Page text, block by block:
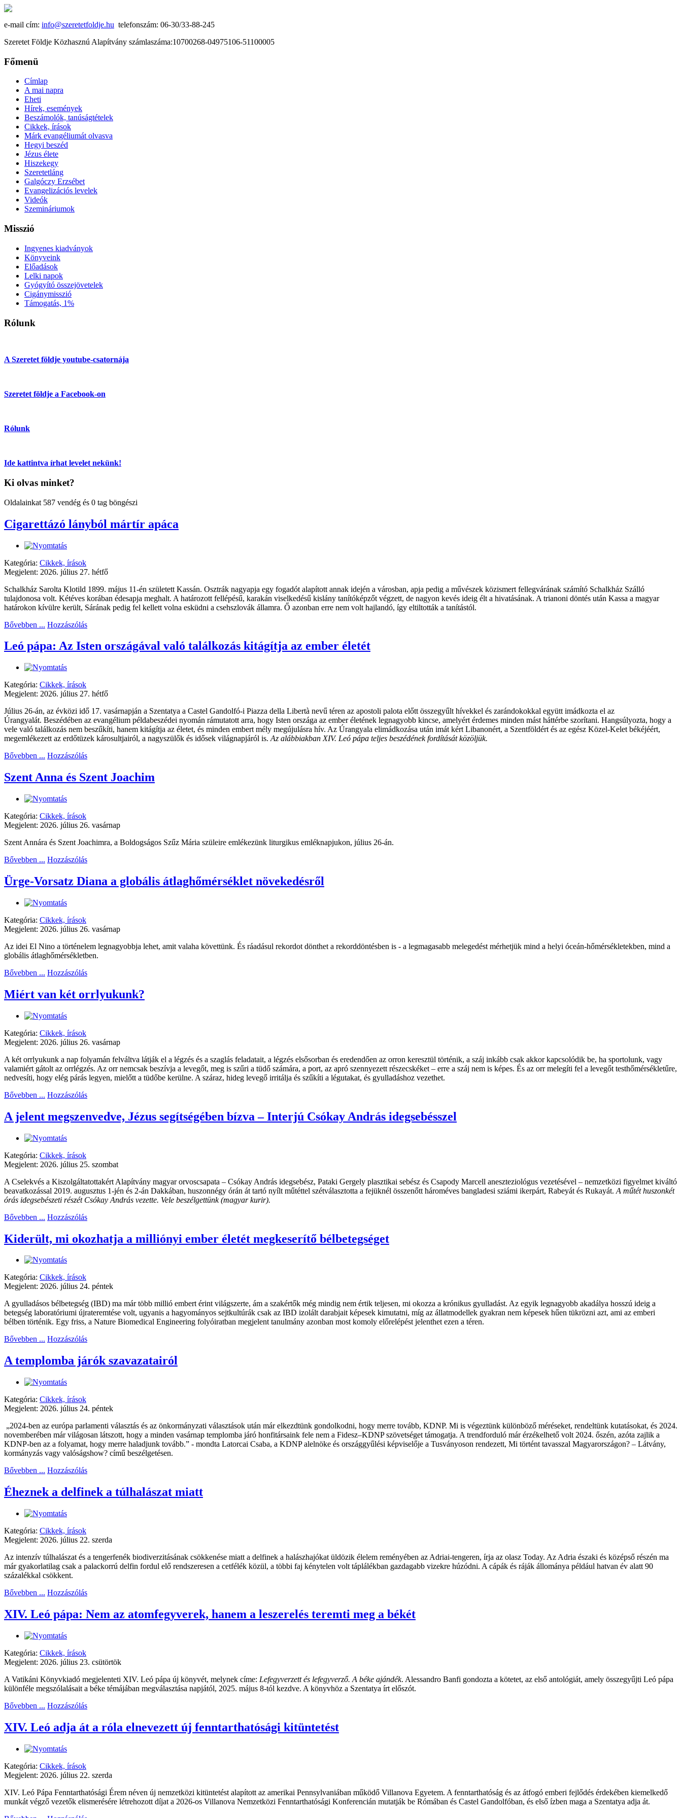
e-mail cím: info@szeretetfoldje.hu telefonszám: 06-30/33-88-245
Szeretet Földje Közhasznú Alapítvány számlaszáma:10700268-04975106-51100005
Főmenü
Címlap
A mai napra
Eheti
Hírek, események
Beszámolók, tanúságtételek
Cikkek, írások
Márk evangéliumát olvasva
Hegyi beszéd
Jézus élete
Hiszekegy
Szeretetláng
Galgóczy Erzsébet
Evangelizációs levelek
Videók
Szemináriumok
Misszió
Ingyenes kiadványok
Könyveink
Előadások
Lelki napok
Gyógyító összejövetelek
Cigánymisszió
Támogatás, 1%
Rólunk
A Szeretet földje youtube-csatornája
Szeretet földje a Facebook-on
Rólunk
Ide kattintva írhat levelet nekünk!
Ki olvas minket?
Oldalainkat 587 vendég és 0 tag böngészi
Cigarettázó lányból mártír apáca
Kategória: Cikkek, írások
Megjelent: 2026. július 27. hétfő
Schalkház Sarolta Klotild 1899. május 11-én született Kassán. Osztrák nagyapja egy fogadót alapított annak idején a városban, apja pedig a művészek közismert fellegvárának számító Schalkház Szálló
tulajdonosa volt. Kétéves korában édesapja meghalt. A határozott fellépésű, karakán viselkedésű kislány tanítóképzőt végzett, de nagyon kevés ideig élt a hivatásának. A trianoni döntés után Kassa a magyar
határokon kívülre került, Sárának pedig fel kellett volna esküdni a csehszlovák államra. Ő azonban erre nem volt hajlandó, így eltiltották a tanítástól.
Bővebben ... Hozzászólás
Leó pápa: Az Isten országával való találkozás kitágítja az ember életét
Kategória: Cikkek, írások
Megjelent: 2026. július 27. hétfő
Július 26-án, az évközi idő 17. vasárnapján a Szentatya a Castel Gandolfó-i Piazza della Libertà nevű téren az apostoli palota előtt összegyűlt hívekkel és zarándokokkal együtt imádkozta el az
Úrangyalát. Beszédében az evangélium példabeszédei nyomán rámutatott arra, hogy Isten országa az ember életének legnagyobb kincse, amelyért érdemes minden mást háttérbe szorítani. Hangsúlyozta, hogy a
vele való találkozás nem beszűkíti, hanem kitágítja az életet, és minden embert mély megújulásra hív. Az Úrangyala elimádkozása után imát kért Libanonért, a Szentföldért és az egész Közel-Kelet békéjéért,
megemlékezett az erdőtüzek károsultjairól, a nagyszülők és idősek világnapjáról is. Az alábbiakban XIV. Leó pápa teljes beszédének fordítását közöljük.
Bővebben ... Hozzászólás
Szent Anna és Szent Joachim
Kategória: Cikkek, írások
Megjelent: 2026. július 26. vasárnap
Szent Annára és Szent Joachimra, a Boldogságos Szűz Mária szüleire emlékezünk liturgikus emléknapjukon, július 26-án.
Bővebben ... Hozzászólás
Ürge-Vorsatz Diana a globális átlaghőmérséklet növekedésről
Kategória: Cikkek, írások
Megjelent: 2026. július 26. vasárnap
Az idei El Nino a történelem legnagyobbja lehet, amit valaha követtünk. És ráadásul rekordot dönthet a rekorddöntésben is - a legmagasabb melegedést mérhetjük mind a helyi óceán-hőmérsékletekben, mind a
globális átlaghőmérsékletben.
Bővebben ... Hozzászólás
Miért van két orrlyukunk?
Kategória: Cikkek, írások
Megjelent: 2026. július 26. vasárnap
A két orrlyukunk a nap folyamán felváltva látják el a légzés és a szaglás feladatait, a légzés elsősorban és eredendően az orron keresztül történik, a száj inkább csak akkor kapcsolódik be, ha sportolunk, vagy
valamiért gátolt az orrlégzés. Az orr nemcsak beszívja a levegőt, meg is szűri a tüdő számára, a port, az apró szennyezett részecskéket – erre a száj nem is képes. És az orr melegíti fel a levegőt testhőmérsékletűre,
nedvesíti, hogy elég párás legyen, mielőtt a tüdőbe kerülne. A száraz, hideg levegő irritálja és szűkíti a légutakat, és gyulladáshoz vezethet.
Bővebben ... Hozzászólás
A jelent megszenvedve, Jézus segítségében bízva – Interjú Csókay András idegsebésszel
Kategória: Cikkek, írások
Megjelent: 2026. július 25. szombat
A Cselekvés a Kiszolgáltatottakért Alapítvány magyar orvoscsapata – Csókay András idegsebész, Pataki Gergely plasztikai sebész és Csapody Marcell aneszteziológus vezetésével – nemzetközi figyelmet kiváltó
beavatkozással 2019. augusztus 1-jén és 2-án Dakkában, huszonnégy órán át tartó nyílt műtéttel szétválasztotta a fejüknél összenőtt hároméves bangladesi sziámi ikerpárt, Rabeyát és Rukayát. A műtét huszonkét
órás idegsebészeti részét Csókay András vezette. Vele beszélgettünk (magyar kurir).
Bővebben ... Hozzászólás
Kiderült, mi okozhatja a milliónyi ember életét megkeserítő bélbetegséget
Kategória: Cikkek, írások
Megjelent: 2026. július 24. péntek
A gyulladásos bélbetegség (IBD) ma már több millió embert érint világszerte, ám a szakértők még mindig nem értik teljesen, mi okozza a krónikus gyulladást. Az egyik legnagyobb akadálya hosszú ideig a
betegség laboratóriumi újrateremtése volt, ugyanis a hagyományos sejtkultúrák csak az IBD izolált darabjait képesek kimutatni, míg az állatmodellek gyakran nem képesek hűen tükrözni azt, ami az emberi
bélben történik. Egy friss, a Nature Biomedical Engineering folyóiratban megjelent tanulmány azonban most komoly előrelépést jelenthet ezen a téren.
Bővebben ... Hozzászólás
A templomba járók szavazatairól
Kategória: Cikkek, írások
Megjelent: 2026. július 24. péntek
„2024-ben az európa parlamenti választás és az önkormányzati választások után már elkezdtünk gondolkodni, hogy merre tovább, KDNP. Mi is végeztünk különböző méréseket, rendeltünk kutatásokat, és 2024.
novemberében már világosan látszott, hogy a minden vasárnap templomba járó honfitársaink fele nem a Fidesz–KDNP szövetséget támogatja. A trendforduló már érzékelhető volt 2024. őszén, azóta zajlik a
KDNP-ben az a folyamat, hogy merre haladjunk tovább.” - mondta Latorcai Csaba, a KDNP alelnöke és országgyűlési képviselője a Tusványoson rendezett, Mi történt tavasszal Magyarországon? – Látvány,
kormányzás vagy valóságshow? című beszélgetésen.
Bővebben ... Hozzászólás
Éheznek a delfinek a túlhalászat miatt
Kategória: Cikkek, írások
Megjelent: 2026. július 22. szerda
Az intenzív túlhalászat és a tengerfenék biodiverzitásának csökkenése miatt a delfinek a halászhajókat üldözik élelem reményében az Adriai-tengeren, írja az olasz Today. Az Adria északi és középső részén ma
már gyakorlatilag csak a palackorrú delfin fordul elő rendszeresen a cetfélék közül, a többi faj kénytelen volt táplálékban gazdagabb vizekre húzódni. A cápák és ráják állománya például hatvan év alatt 90
százalékkal csökkent.
Bővebben ... Hozzászólás
XIV. Leó pápa: Nem az atomfegyverek, hanem a leszerelés teremti meg a békét
Kategória: Cikkek, írások
Megjelent: 2026. július 23. csütörtök
A Vatikáni Könyvkiadó megjelenteti XIV. Leó pápa új könyvét, melynek címe: Lefegyverzett és lefegyverző. A béke ajándék. Alessandro Banfi gondozta a kötetet, az első antológiát, amely összegyűjti Leó pápa
különféle megszólalásait a béke témájában megválasztása napjától, 2025. május 8-tól kezdve. A könyvhöz a Szentatya írt előszót.
Bővebben ... Hozzászólás
XIV. Leó adja át a róla elnevezett új fenntarthatósági kitüntetést
Kategória: Cikkek, írások
Megjelent: 2026. július 22. szerda
XIV. Leó Pápa Fenntarthatósági Érem néven új nemzetközi kitüntetést alapított az amerikai Pennsylvaniában működő Villanova Egyetem. A fenntarthatóság és az átfogó emberi fejlődés érdekében kiemelkedő
munkát végző vezetők elismerésére létrehozott díjat a 2026-os Villanova Nemzetközi Fenntarthatósági Konferencián mutatják be Rómában és Castel Gandolfóban, és első ízben maga a Szentatya adja át.